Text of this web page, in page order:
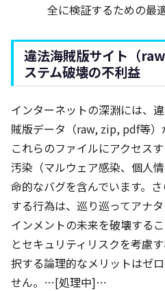
全に検証するための最
違法海賊版サイト（
ステム破壊の不利益
インターネットの深淵には、
賊版データ（raw, zip, pdf等）
これらのファイルにアクセス
汚染（マルウェア感染、個人
命的なバグを含んでいます。
する行為は、巡り巡ってアナ
インメントの未来を破壊する
とセキュリティリスクを考慮
択する論理的なメリットはゼ
せん。…[処理中]…